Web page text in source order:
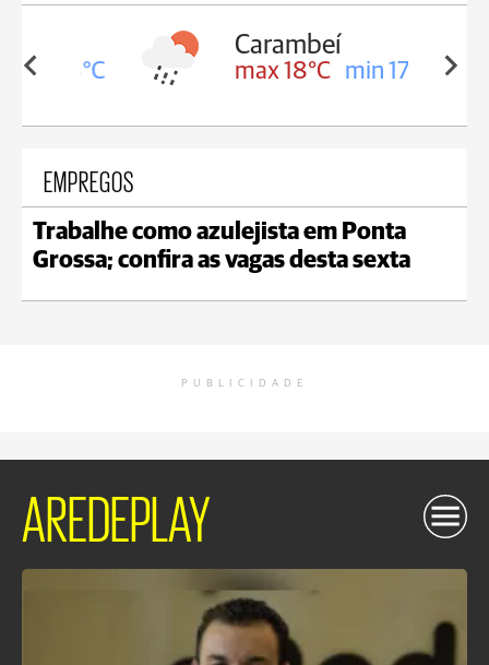
18°C
Carambeí
max 18°C min 17°C
EMPREGOS
Trabalhe como azulejista em Ponta
Grossa; confira as vagas desta sexta
PUBLICIDADE
AREDEPLAY